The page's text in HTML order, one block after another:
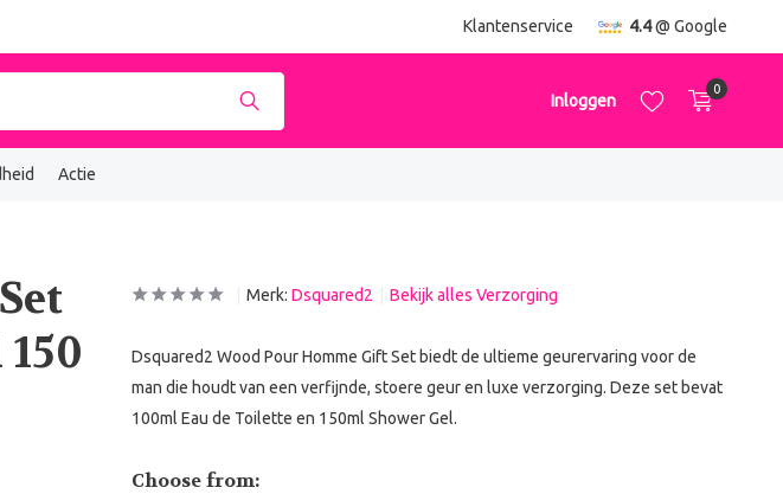
vandaag verzonden Klantenservice 4.4@ Google
Inloggen
0
Actie
Merk: Dsquared2 Bekijk alles Verzorging
Dsquared2 Wood Pour Homme Gift Set biedt de ultieme geurervaring voor de
man die houdt van een verfijnde, stoere geur en luxe verzorging. Deze set bevat
100ml Eau de Toilette en 150ml Shower Gel.
Choose from: